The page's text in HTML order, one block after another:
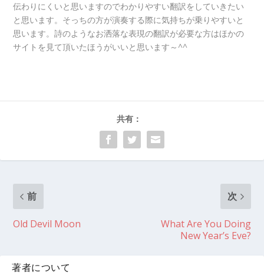
伝わりにくいと思いますのでわかりやすい翻訳をしていきたい
と思います。そっちの方が演奏する際に気持ちが乗りやすいと
思います。詩のようなお洒落な表現の翻訳が必要な方はほかの
サイトを見て頂いたほうがいいと思います～^^
共有：
前
Old Devil Moon
次
What Are You Doing
New Year’s Eve?
著者について